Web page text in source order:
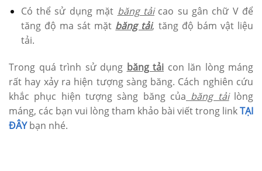
Có thể sử dụng mặt băng tảicao su gân chữ V để
tăng độ ma sát mặt băng tải, tăng độ bám vật liệu
tải.
Trong quá trình sử dụng băng tải con lăn lòng máng
rất hay xảy ra hiện tượng sàng băng. Cách nghiên cứu
khắc phục hiện tượng sàng băng của băng tảilòng
máng, các bạn vui lòng tham khảo bài viết trong linkTẠI
ĐÂYbạn nhé.